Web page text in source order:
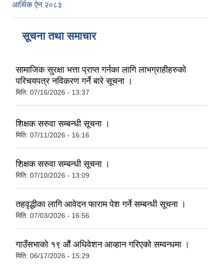
आर्थिक ऐन २०८३
सूचना तथा समाचार
सामाजिक सुरक्षा भत्ता प्राप्त गर्नका लागि लाभग्राहीहरुको
परिचयपत्र नविकरण गर्ने बारे सूचना ।
मिति: 07/16/2026 - 13:37
शिक्षक सरुवा सम्बन्धी सूचना ।
मिति: 07/11/2026 - 16:16
शिक्षक सरुवा सम्बन्धी सूचना ।
मिति: 07/10/2026 - 13:09
तहवृद्धीका लागि आवेदन फाराम पेश गर्ने सम्बन्धी सूचना ।
मिति: 07/03/2026 - 16:56
गाउँसभाको १९ औं अधिवेशन आव्हान गरिएको सम्वन्धमा ।
मिति: 06/17/2026 - 15:29